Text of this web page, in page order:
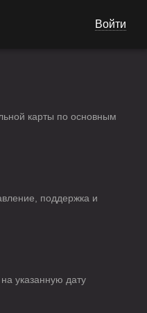
Войти
карты по основным
поддержка и
указанную дату